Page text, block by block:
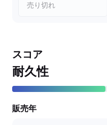
売り切れ
スコア
耐久性
販売年